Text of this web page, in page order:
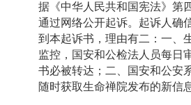
据《中华人民共和国宪法》第
通过网络公开起诉。起诉人确
到本起诉书，理由有二：一、
监控，国安和公检法人员每日
书必被转达；二、国安和公安
随时获取生命禅院发布的新信息